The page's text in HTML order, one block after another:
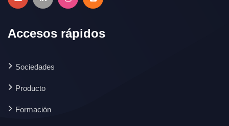
Accesos rápidos
Sociedades
Producto
Formación